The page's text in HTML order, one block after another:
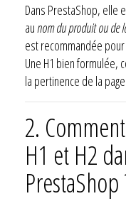
Dans PrestaShop, elle
au nom du produit ou de
est recommandée
Une H1 bien formulée,
la pertinence de la
2.
H1 et H2
PrestaShop